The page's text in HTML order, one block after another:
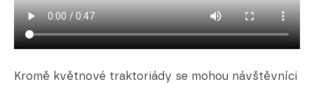
Kromě květnové traktoriády se mohou návštěvníci